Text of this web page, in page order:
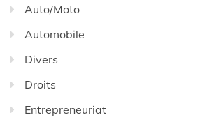
Auto/Moto
Automobile
Divers
Droits
Entrepreneuriat